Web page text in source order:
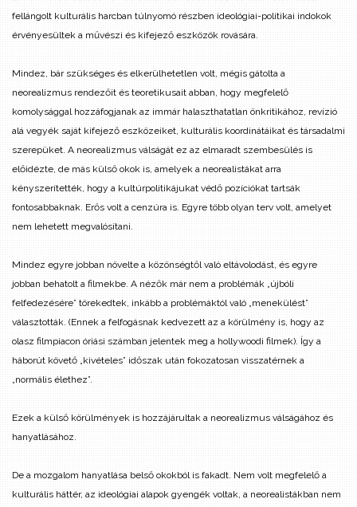
fellángolt kulturális harcban túlnyomó részben ideológiai-politikai indokok
érvényesültek a művészi és kifejező eszközök rovására.
Mindez, bár szükséges és elkerülhetetlen volt, mégis gátolta a
neorealizmus rendezőit és teoretikusait abban, hogy megfelelő
komolysággal hozzáfogjanak az immár halaszthatatlan önkritikához, revízió
alá vegyék saját kifejező eszközeiket, kulturális koordinátáikat és társadalmi
szerepüket. A neorealizmus válságát ez az elmaradt szembesülés is
előidézte, de más külső okok is, amelyek a neorealistákat arra
kényszerítették, hogy a kultúrpolitikájukat védő pozíciókat tartsák
fontosabbaknak. Erős volt a cenzúra is. Egyre több olyan terv volt, amelyet
nem lehetett megvalósítani.
Mindez egyre jobban növelte a közönségtől való eltávolodást, és egyre
jobban behatolt a filmekbe. A nézők már nem a problémák „újbóli
felfedezésére” törekedtek, inkább a problémáktól való „menekülést”
választották. (Ennek a felfogásnak kedvezett az a körülmény is, hogy az
olasz filmpiacon óriási számban jelentek meg a hollywoodi filmek). Így a
háborút követő „kivételes” időszak után fokozatosan visszatérnek a
„normális élethez”.
Ezek a külső körülmények is hozzájárultak a neorealizmus válságához és
hanyatlásához.
De a mozgalom hanyatlása belső okokból is fakadt. Nem volt megfelelő a
kulturális háttér, az ideológiai alapok gyengék voltak, a neorealistákban nem